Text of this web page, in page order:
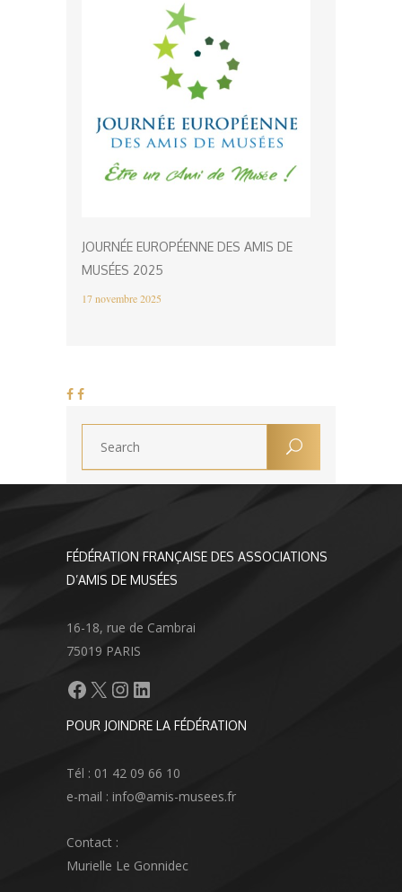
JOURNÉE EUROPÉENNE DES AMIS DE
MUSÉES 2025
17 novembre 2025
FÉDÉRATION FRANÇAISE DES ASSOCIATIONS
D’AMIS DE MUSÉES
16-18, rue de Cambrai
75019 PARIS
Facebook
X Instagram
LinkedIn
POUR JOINDRE LA FÉDÉRATION
Tél : 01 42 09 66 10
e-mail : info@amis-musees.fr
Contact :
Murielle Le Gonnidec